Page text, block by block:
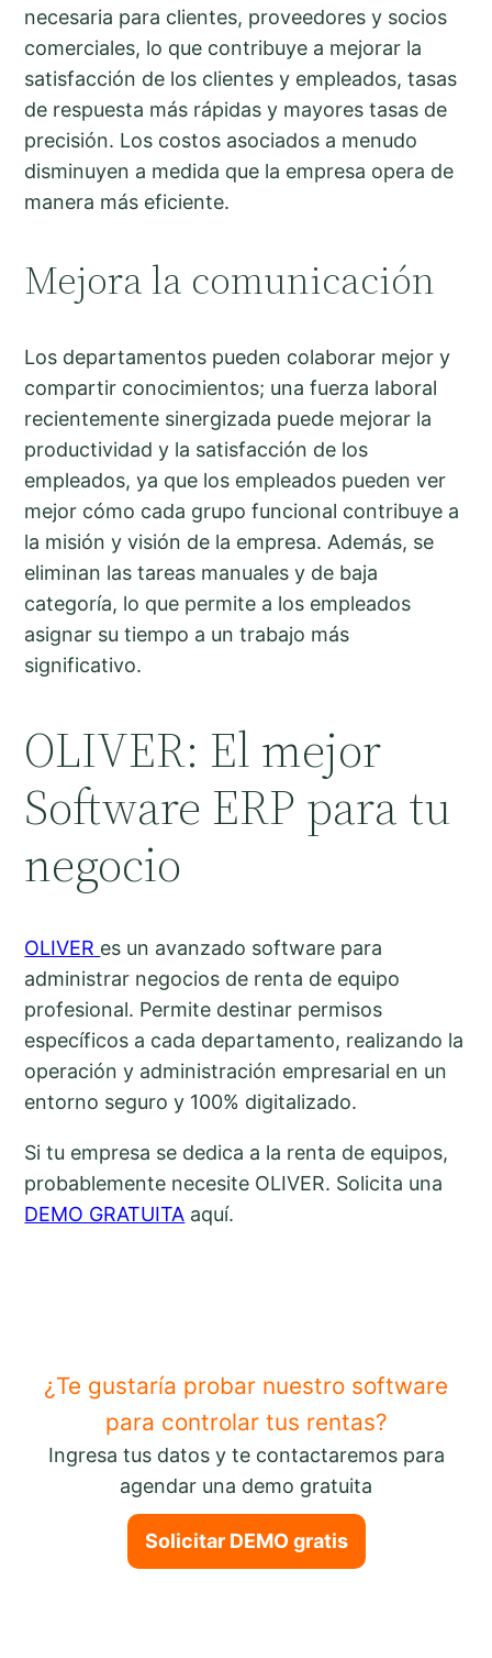
necesaria para clientes, proveedores y socios
comerciales, lo que contribuye a mejorar la
satisfacción de los clientes y empleados, tasas
de respuesta más rápidas y mayores tasas de
precisión. Los costos asociados a menudo
disminuyen a medida que la empresa opera de
manera más eficiente.
Mejora la comunicación
Los departamentos pueden colaborar mejor y
compartir conocimientos; una fuerza laboral
recientemente sinergizada puede mejorar la
productividad y la satisfacción de los
empleados, ya que los empleados pueden ver
mejor cómo cada grupo funcional contribuye a
la misión y visión de la empresa. Además, se
eliminan las tareas manuales y de baja
categoría, lo que permite a los empleados
asignar su tiempo a un trabajo más
significativo.
OLIVER: El mejor
Software ERP para tu
negocio
OLIVER es un avanzado software para
administrar negocios de renta de equipo
profesional. Permite destinar permisos
específicos a cada departamento, realizando la
operación y administración empresarial en un
entorno seguro y 100% digitalizado.
Si tu empresa se dedica a la renta de equipos,
probablemente necesite OLIVER. Solicita una
DEMO GRATUITA aquí.
¿Te gustaría probar nuestro software
para controlar tus rentas?
Ingresa tus datos y te contactaremos para
agendar una demo gratuita
Solicitar DEMO gratis